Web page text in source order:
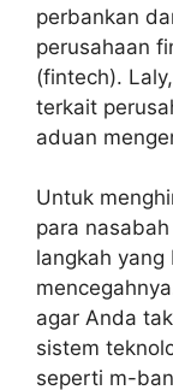
perbankan
perusahaan
(fintech).
terkait
aduan
Untuk
para
langkah
agar Anda
sistem
seperti m-